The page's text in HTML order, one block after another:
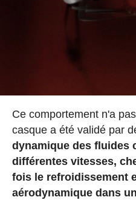
Ce comportement n'a
casque a été validé par
dynamique des fluides
différentes vitesses,
fois le refroidissement
aérodynamique dans